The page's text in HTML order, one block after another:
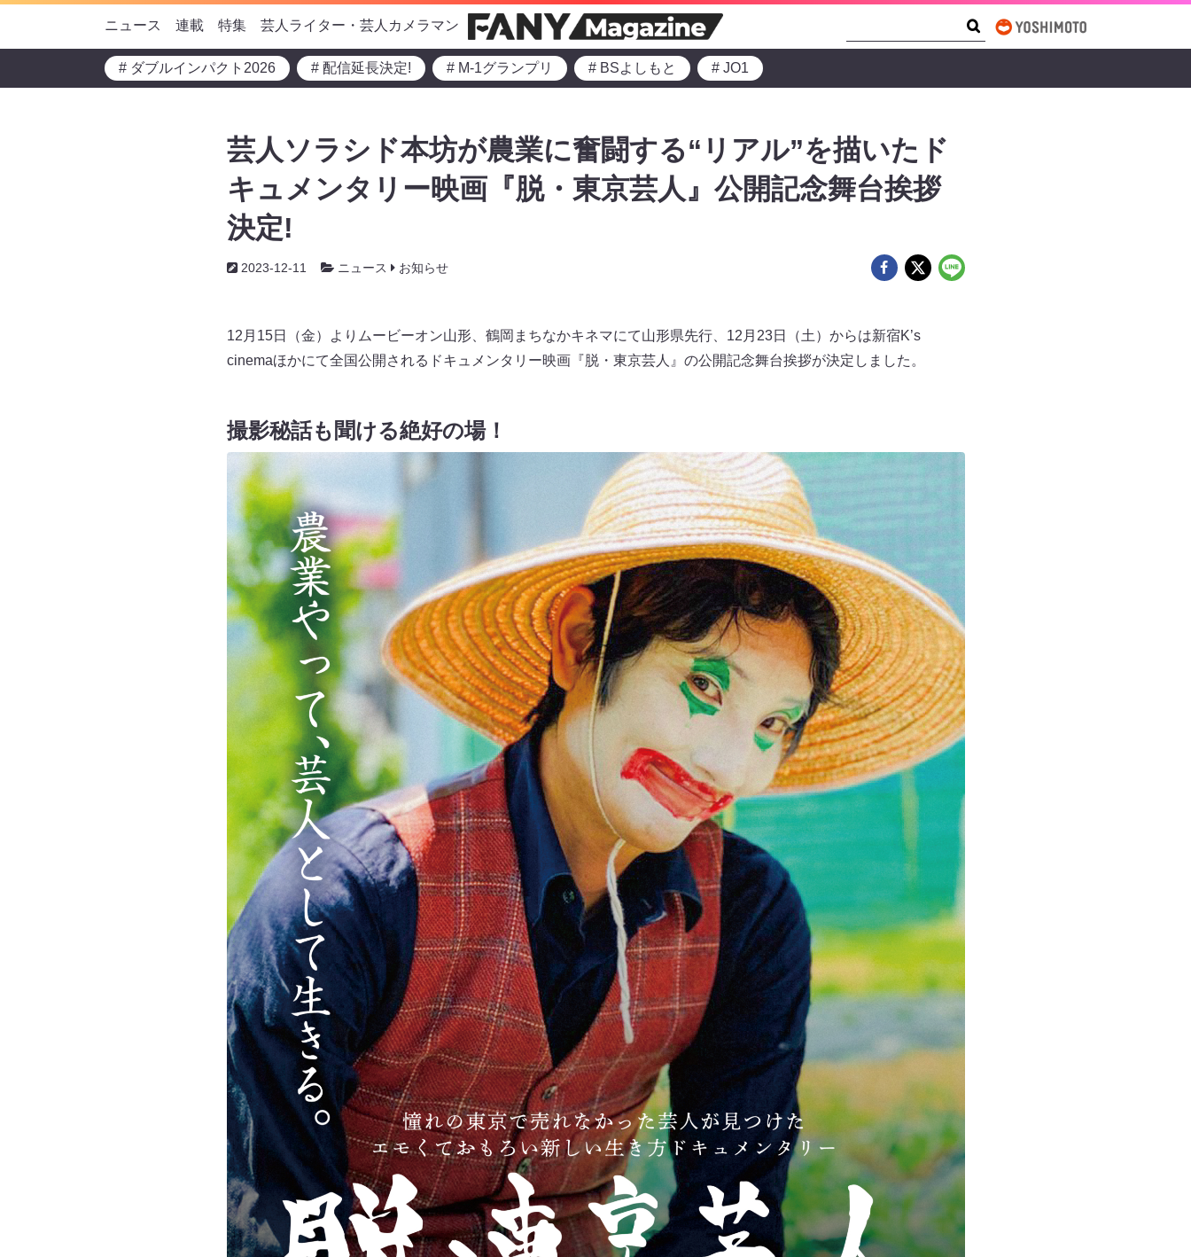
ニュース 連載 特集 芸人ライター・芸人カメラマン
# ダブルインパクト2026 # 配信延長決定! # M-1グランプリ # BSよしもと # JO1
芸人ソラシド本坊が農業に奮闘する“リアル”を描いたド
キュメンタリー映画『脱・東京芸人』公開記念舞台挨拶
決定!
2023-12-11 ニュース お知らせ
12月15日（金）よりムービーオン山形、鶴岡まちなかキネマにて山形県先行、12月23日（土）からは新宿K’s
cinemaほかにて全国公開されるドキュメンタリー映画『脱・東京芸人』の公開記念舞台挨拶が決定しました。
撮影秘話も聞ける絶好の場！